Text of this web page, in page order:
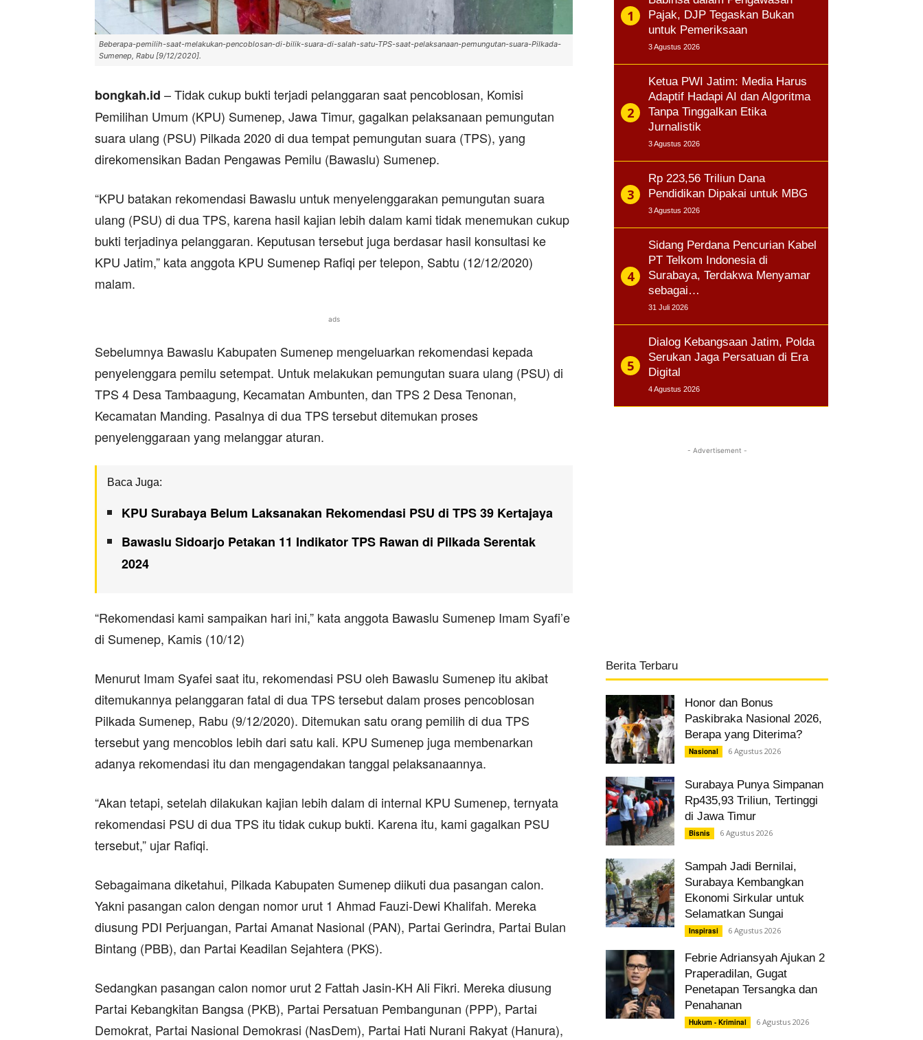
Beberapa-pemilih-saat-melakukan-pencoblosan-di-bilik-suara-di-salah-satu-TPS-saat-pelaksanaan-pemungutan-suara-Pilkada-
Sumenep, Rabu [9/12/2020].
bongkah.id – Tidak cukup bukti terjadi pelanggaran saat pencoblosan, Komisi
Pemilihan Umum (KPU) Sumenep, Jawa Timur, gagalkan pelaksanaan pemungutan
suara ulang (PSU) Pilkada 2020 di dua tempat pemungutan suara (TPS), yang
direkomensikan Badan Pengawas Pemilu (Bawaslu) Sumenep.
“KPU batakan rekomendasi Bawaslu untuk menyelenggarakan pemungutan suara
ulang (PSU) di dua TPS, karena hasil kajian lebih dalam kami tidak menemukan cukup
bukti terjadinya pelanggaran. Keputusan tersebut juga berdasar hasil konsultasi ke
KPU Jatim,” kata anggota KPU Sumenep Rafiqi per telepon, Sabtu (12/12/2020)
malam.
ads
Sebelumnya Bawaslu Kabupaten Sumenep mengeluarkan rekomendasi kepada
penyelenggara pemilu setempat. Untuk melakukan pemungutan suara ulang (PSU) di
TPS 4 Desa Tambaagung, Kecamatan Ambunten, dan TPS 2 Desa Tenonan,
Kecamatan Manding. Pasalnya di dua TPS tersebut ditemukan proses
penyelenggaraan yang melanggar aturan.
Baca Juga:
KPU Surabaya Belum Laksanakan Rekomendasi PSU di TPS 39 Kertajaya
Bawaslu Sidoarjo Petakan 11 Indikator TPS Rawan di Pilkada Serentak
2024
“Rekomendasi kami sampaikan hari ini,” kata anggota Bawaslu Sumenep Imam Syafi’e
di Sumenep, Kamis (10/12)
Menurut Imam Syafei saat itu, rekomendasi PSU oleh Bawaslu Sumenep itu akibat
ditemukannya pelanggaran fatal di dua TPS tersebut dalam proses pencoblosan
Pilkada Sumenep, Rabu (9/12/2020). Ditemukan satu orang pemilih di dua TPS
tersebut yang mencoblos lebih dari satu kali. KPU Sumenep juga membenarkan
adanya rekomendasi itu dan mengagendakan tanggal pelaksanaannya.
“Akan tetapi, setelah dilakukan kajian lebih dalam di internal KPU Sumenep, ternyata
rekomendasi PSU di dua TPS itu tidak cukup bukti. Karena itu, kami gagalkan PSU
tersebut,” ujar Rafiqi.
Sebagaimana diketahui, Pilkada Kabupaten Sumenep diikuti dua pasangan calon.
Yakni pasangan calon dengan nomor urut 1 Ahmad Fauzi-Dewi Khalifah. Mereka
diusung PDI Perjuangan, Partai Amanat Nasional (PAN), Partai Gerindra, Partai Bulan
Bintang (PBB), dan Partai Keadilan Sejahtera (PKS).
Sedangkan pasangan calon nomor urut 2 Fattah Jasin-KH Ali Fikri. Mereka diusung
Partai Kebangkitan Bangsa (PKB), Partai Persatuan Pembangunan (PPP), Partai
Demokrat, Partai Nasional Demokrasi (NasDem), Partai Hati Nurani Rakyat (Hanura),
Pajak, DJP Tegaskan Bukan
untuk Pemeriksaan
3 Agustus 2026
Ketua PWI Jatim: Media Harus
Adaptif Hadapi AI dan Algoritma
Tanpa Tinggalkan Etika
Jurnalistik
3 Agustus 2026
Rp 223,56 Triliun Dana
Pendidikan Dipakai untuk MBG
3 Agustus 2026
Sidang Perdana Pencurian Kabel
PT Telkom Indonesia di
Surabaya, Terdakwa Menyamar
sebagai…
31 Juli 2026
Dialog Kebangsaan Jatim, Polda
Serukan Jaga Persatuan di Era
Digital
4 Agustus 2026
- Advertisement -
Berita Terbaru
Honor dan Bonus
Paskibraka Nasional 2026,
Berapa yang Diterima?
Nasional 6 Agustus 2026
Surabaya Punya Simpanan
Rp435,93 Triliun, Tertinggi
di Jawa Timur
Bisnis 6 Agustus 2026
Sampah Jadi Bernilai,
Surabaya Kembangkan
Ekonomi Sirkular untuk
Selamatkan Sungai
Inspirasi 6 Agustus 2026
Febrie Adriansyah Ajukan 2
Praperadilan, Gugat
Penetapan Tersangka dan
Penahanan
Hukum - Kriminal 6 Agustus 2026